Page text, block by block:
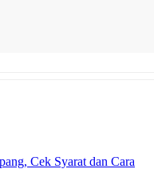
Cek Syarat dan Cara